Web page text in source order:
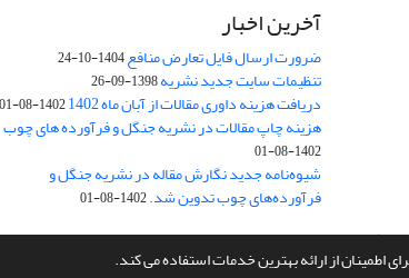
اطمینان از ارائه بهترین خدمات استفاده می کند.
آخرین اخبار
ضرورت ارسال فایل تعارض منافع1404-10-24
تنظیمات سایت جدید نشریه1398-09-26
دریافت هزینه داوری مقالات از آبان ماه 1402 1402-08-01
هزینه چاپ مقالات در نشریه جنگل و فرآورده های چوب
1402-08-01
شیوه‌نامه جدید نگارش مقاله در نشریه جنگل و
فرآورده‌های چوب تدوین شد.1402-08-01
طراحی و پیاده سازی ازسیناوب